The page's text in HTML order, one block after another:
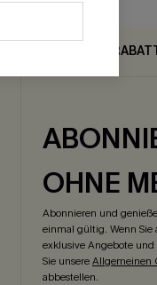
-15% NEWSLETTER-
OHNE
Abonnieren und
einmal gültig. Wenn Sie
exklusive Angebote
Sie unsereAllgemeinen
abbestellen.